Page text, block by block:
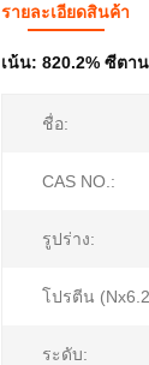
รายละเอียดสินค้า
เน้น: 820.2% ซีตา
ชื่อ:
CAS NO.:
รูปร่าง:
โปรตีน
ระดับ: